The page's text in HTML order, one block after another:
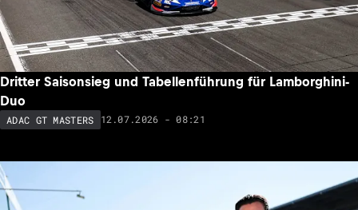
Dritter Saisonsieg und Tabellenführung für Lamborghini-
Duo
ADAC GT MASTERS 12.07.2026 - 08:21